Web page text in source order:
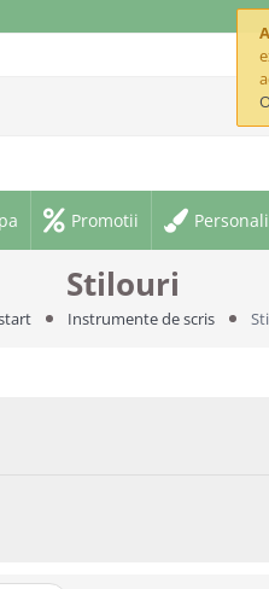
Promotii
Stilouri
Instrumente de scris